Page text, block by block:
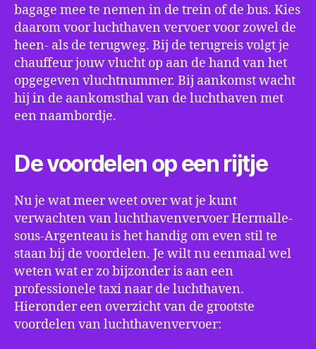
bagage mee te nemen in de trein of de bus. Kies
daarom voor luchthaven vervoer voor zowel de
heen- als de terugweg. Bij de terugreis volgt je
chauffeur jouw vlucht op aan de hand van het
opgegeven vluchtnummer. Bij aankomst wacht
hij in de aankomsthal van de luchthaven met
een naambordje.
De voordelen op een rijtje
Nu je wat meer weet over wat je kunt
verwachten van luchthavenvervoer Hermalle-
sous-Argenteau is het handig om even stil te
staan bij de voordelen. Je wilt nu eenmaal wel
weten wat er zo bijzonder is aan een
professionele taxi naar de luchthaven.
Hieronder een overzicht van de grootste
voordelen van luchthavenvervoer: